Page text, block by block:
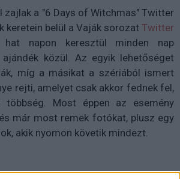
zajlak a "6 Days of Witchmas" Twitter
keretein belül a Vaják sorozat Twitter
hat napon keresztül minden nap
közül. Az egyik lehetőséget
míg a másikat a szériából ismert
rejti, amelyet csak akkor fednek fel,
Most éppen az esemény
már most remek fotókat, plusz egy
akik nyomon követik mindezt.